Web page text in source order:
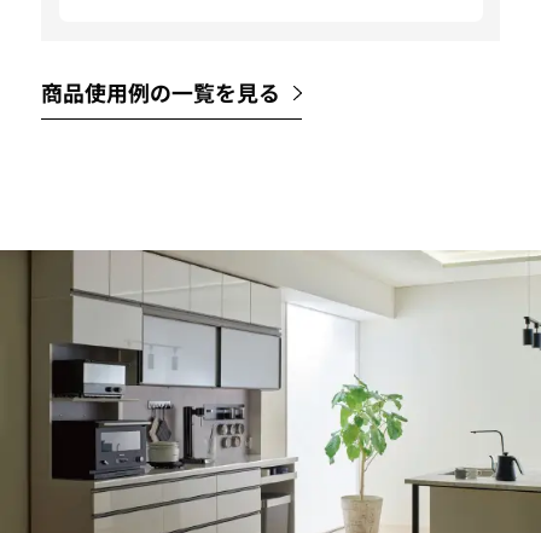
商品使用例の一覧を見る